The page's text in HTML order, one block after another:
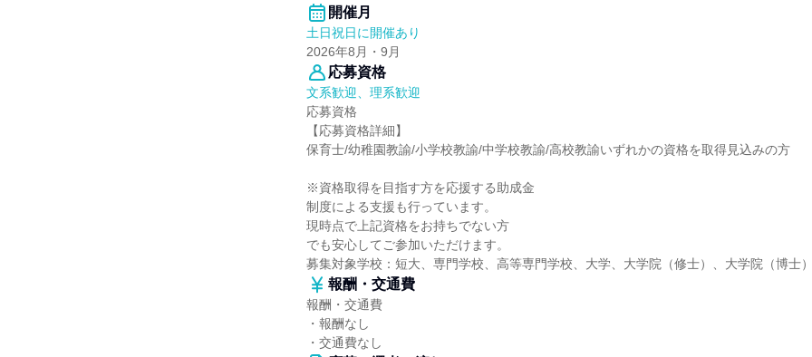
開催月
土日祝日に開催あり
2026年8月・9月
応募資格
文系歓迎、理系歓迎
応募資格
【応募資格詳細】
保育士/幼稚園教諭/小学校教諭/中学校教諭/高校教諭いずれかの資格を取得見込みの方
※資格取得を目指す方を応援する助成金
制度による支援も行っています。
現時点で上記資格をお持ちでない方
でも安心してご参加いただけます。
募集対象学校：短大、専門学校、高等専門学校、大学、大学院（修士）、大学院（博士
報酬・交通費
報酬・交通費
・報酬なし
・交通費なし